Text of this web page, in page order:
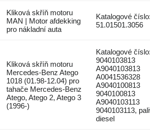
Kliková skříň motoru
MAN | Motor afdekking
pro nákladní auta
Katalogové číslo:
51.01501.3056
Kliková skříň motoru
Mercedes-Benz Atego
1018 (01.98-12.04) pro
tahače Mercedes-Benz
Atego, Atego 2, Atego 3
(1996-)
Katalogové číslo:
9040103813
A9040103813
A0041536328
A9040100813
9040100813
A9040103113
9040103113,
diesel